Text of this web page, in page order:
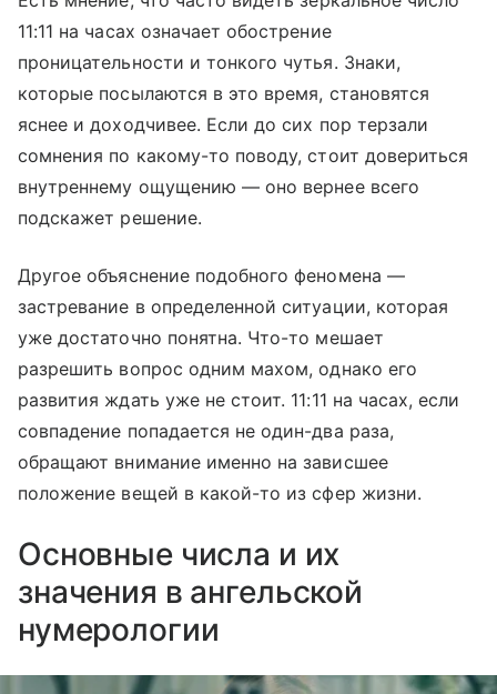
11:11 на часах означает обострение
проницательности и тонкого чутья. Знаки,
которые посылаются в это время, становятся
яснее и доходчивее. Если до сих пор терзали
сомнения по какому-то поводу, стоит довериться
внутреннему ощущению — оно вернее всего
подскажет решение.
Другое объяснение подобного феномена —
застревание в определенной ситуации, которая
уже достаточно понятна. Что-то мешает
разрешить вопрос одним махом, однако его
развития ждать уже не стоит. 11:11 на часах, если
совпадение попадается не один-два раза,
обращают внимание именно на зависшее
положение вещей в какой-то из сфер жизни.
Основные числа и их
значения в ангельской
нумерологии